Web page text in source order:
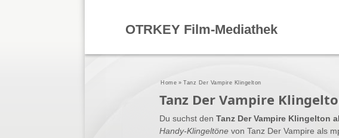
Tanz Der Vampire
Du suchst den Tanz Der Vampire Klingelton
Handy-Klingeltöne von Tanz Der Vampire als
Home »Tanz Der Vampire Klingelton
OTRKEY Film-Mediathek